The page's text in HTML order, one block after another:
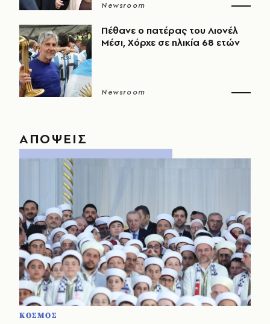
Newsroom
Πέθανε ο πατέρας του Λιονέλ
Μέσι, Χόρχε σε ηλικία 68 ετών
Newsroom
ΑΠΟΨΕΙΣ
ΚΟΣΜΟΣ